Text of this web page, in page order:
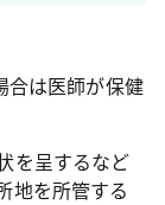
合は医師が保健
を呈するなど
地を所管する